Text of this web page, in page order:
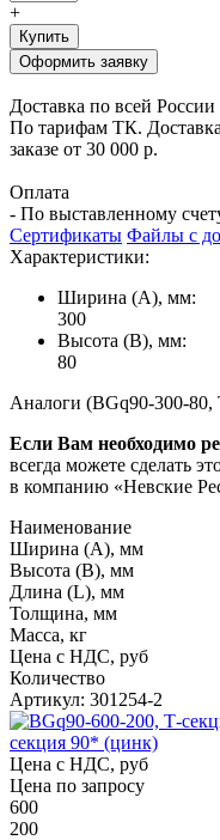
+
Купить
Оформить заявку
Доставка по всей России
По тарифам ТК.
заказе от 30 000 р.
Оплата
- По выставленному
Сертификаты Файлы с
Характеристики:
Ширина (А), мм:
300
Высота (В), мм:
80
Аналоги (BGq90-300-
Если Вам необходимо
всегда можете сделать
в компанию «Невские
Наименование
Ширина (А), мм
Высота (В), мм
Длина (L), мм
Толщина, мм
Масса, кг
Цена с НДС, руб
Количество
Артикул: 301254-2
секция 90* (цинк)
Цена с НДС, руб
Цена по запросу
600
200